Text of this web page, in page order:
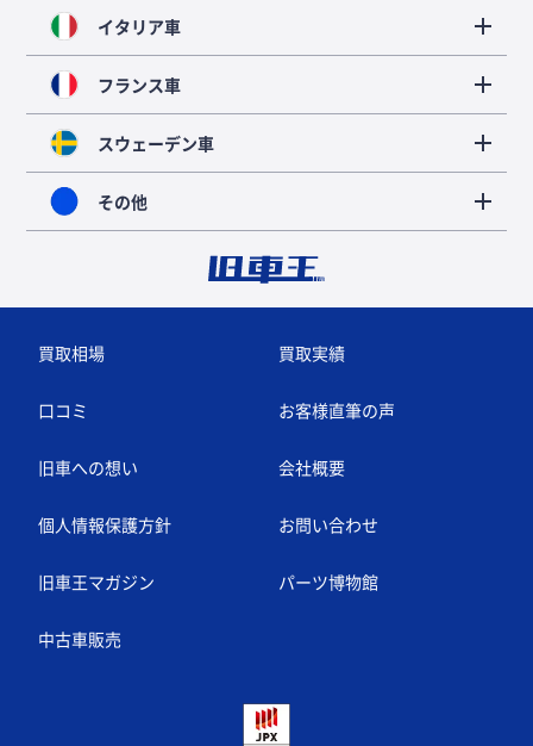
イタリア車
フランス車
スウェーデン車
その他
買取相場 買取実績
口コミ お客様直筆の声
旧車への想い 会社概要
個人情報保護方針 お問い合わせ
旧車王マガジン パーツ博物館
中古車販売